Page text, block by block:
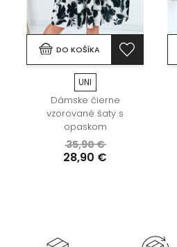
DO KOŠÍKA
UNI
Dámske čierne
vzorované šaty s
opaskom
35,90 €
28,90 €